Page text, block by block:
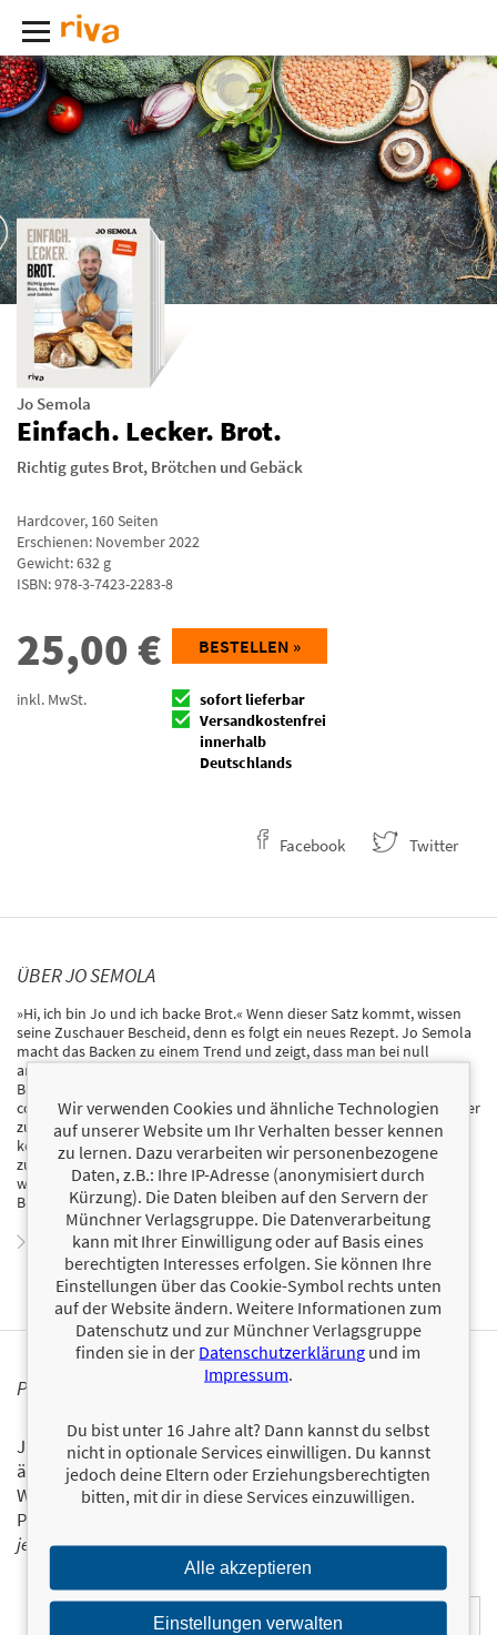
Jo Semola
Einfach. Lecker. Brot.
Richtig gutes Brot, Brötchen und Gebäck
Hardcover, 160Seiten
Erschienen: November 2022
Gewicht: 632 g
ISBN:978-3-7423-2283-8
25,00€
inkl. MwSt.
BESTELLEN »
sofort lieferbar
Versandkostenfrei
innerhalb
Deutschlands
Facebook Twitter
ÜBER JO SEMOLA
»Hi, ich bin Jo und ich backe Brot.« Wenn dieser Satz kommt, wissen
seine Zuschauer Bescheid, denn es folgt ein neues Rezept. Jo Semola
macht das Backen zu einem Trend und zeigt, dass man bei null
anfangen kann und ohne großen Aufwand die leckersten Brote,
Brötchen und Gebäck zaubern kann. Durch seine sympathische und
coole Art erreicht er täglich mehrere hunderttausend Menschen, die er
zu Hobbybäckern macht. Als gelernter Veranstaltungstechniker
kommt er zwar aus einem anderen Bereich, hat seine Leidenschaft
zum Backen aber professionalisiert und möchte nun sein Wissen
weitergeben. Wie wir alle wissen: Jeder backt anfangs mal kleine
Brötchen!
Zum Profil von Jo Semola
PERSONALISIERTE PRODUKTINFORMATIONEN
Ja, ich will über interessante Neuerscheinungen und
ähnliche Produkte informiert werden.
Wir halten Sie per E-Mail auf dem aktuellen Stand über das
Programm der Münchner Verlagsgruppe.
jetzt ein!
E-Mail-Adresse:
Wir verwenden Cookies und ähnliche Technologien
auf unserer Website um Ihr Verhalten besser kennen
zu lernen. Dazu verarbeiten wir personenbezogene
Daten, z.B.: Ihre IP-Adresse (anonymisiert durch
Kürzung). Die Daten bleiben auf den Servern der
Münchner Verlagsgruppe. Die Datenverarbeitung
kann mit Ihrer Einwilligung oder auf Basis eines
berechtigten Interesses erfolgen. Sie können Ihre
Einstellungen über das Cookie-Symbol rechts unten
auf der Website ändern. Weitere Informationen zum
Datenschutz und zur Münchner Verlagsgruppe
finden sie in der Datenschutzerklärung und im
Impressum.
Du bist unter 16 Jahre alt? Dann kannst du selbst
nicht in optionale Services einwilligen. Du kannst
jedoch deine Eltern oder Erziehungsberechtigten
bitten, mit dir in diese Services einzuwilligen.
Alle akzeptieren
Einstellungen verwalten